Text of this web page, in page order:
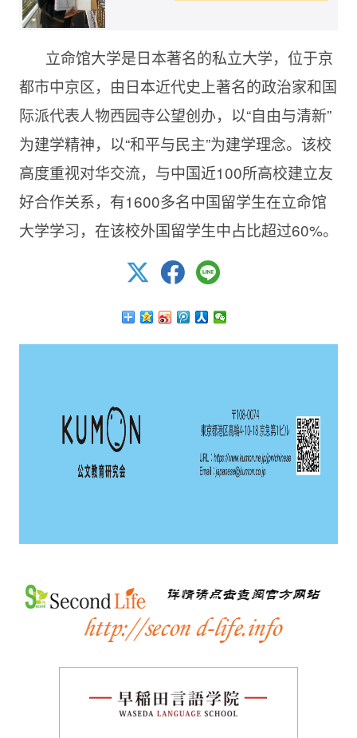
立命馆大学是日本著名的私立大学，位于京
都市中京区，由日本近代史上著名的政治家和国
际派代表人物西园寺公望创办，以“自由与清新”
为建学精神，以“和平与民主”为建学理念。该校
高度重视对华交流，与中国近100所高校建立友
好合作关系，有1600多名中国留学生在立命馆
大学学习，在该校外国留学生中占比超过60%。